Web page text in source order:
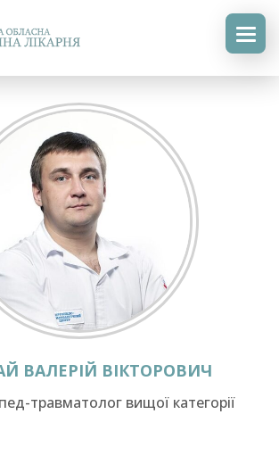
ВАЛЕРІЙ ВІКТОРОВИЧ
травматолог вищої категорії